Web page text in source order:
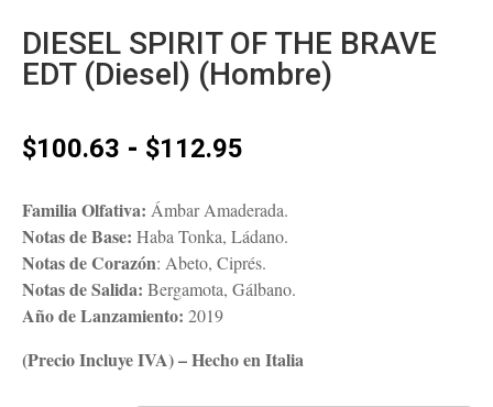
DIESEL SPIRIT OF THE BRAVE
EDT (Diesel) (Hombre)
$100.63 - $112.95
precios:
desde
$100.63
hasta
$112.95
Familia Olfativa: Ámbar Amaderada.
Notas de Base: Haba Tonka, Ládano.
Notas de Corazón: Abeto, Ciprés.
Notas de Salida: Bergamota, Gálbano.
Año de Lanzamiento: 2019
(Precio Incluye IVA) – Hecho en Italia